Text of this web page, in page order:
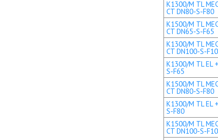
K1300/M TL
CT DN80-S-F80
K1500/M TL
CT DN65-S-F65
K1300/M TL
CT DN100-S-
K1300/M TL EL
S-F65
K1500/M TL
CT DN80-S-F80
K1300/M TL EL
S-F80
K1500/M TL
CT DN100-S-